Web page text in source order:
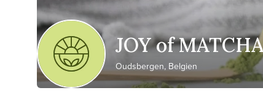
JOY of
Oudsbergen, Belgien